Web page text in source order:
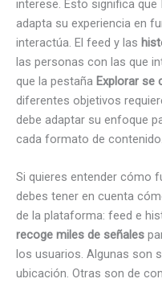
interese. Esto significa
adapta su experiencia en
interactúa. El feed y las
las personas con las que
que la pestaña Explorar se
diferentes objetivos
debe adaptar su enfoque
cada formato de contenido.
Si quieres entender cómo
debes tener en cuenta
de la plataforma: feed e
recoge miles de señales
los usuarios. Algunas son
ubicación. Otras son de